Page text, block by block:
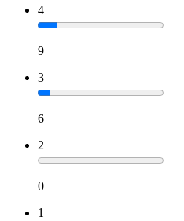
4
9
3
6
2
0
1